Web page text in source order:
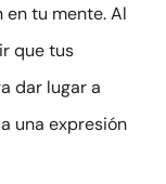
en tu mente. Al
que tus
dar lugar a
una expresión